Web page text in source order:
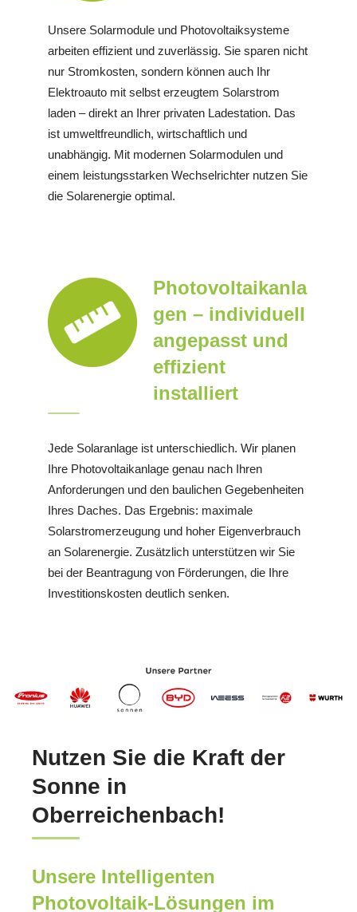
Unsere Solarmodule und Photovoltaiksysteme
arbeiten effizient und zuverlässig. Sie sparen nicht
nur Stromkosten, sondern können auch Ihr
Elektroauto mit selbst erzeugtem Solarstrom
laden – direkt an Ihrer privaten Ladestation. Das
ist umweltfreundlich, wirtschaftlich und
unabhängig. Mit modernen Solarmodulen und
einem leistungsstarken Wechselrichter nutzen Sie
die Solarenergie optimal.
Photovoltaikanla
gen – individuell
angepasst und
effizient
installiert
Jede Solaranlage ist unterschiedlich. Wir planen
Ihre Photovoltaikanlage genau nach Ihren
Anforderungen und den baulichen Gegebenheiten
Ihres Daches. Das Ergebnis: maximale
Solarstromerzeugung und hoher Eigenverbrauch
an Solarenergie. Zusätzlich unterstützen wir Sie
bei der Beantragung von Förderungen, die Ihre
Investitionskosten deutlich senken.
Nutzen Sie die Kraft der
Sonne in
Oberreichenbach!
Unsere Intelligenten
Photovoltaik-Lösungen im